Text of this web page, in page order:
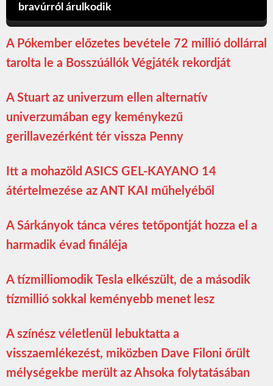
bravúrról árulkodik
A Pókember előzetes bevétele 72 millió dollárral
tarolta le a Bosszúállók Végjáték rekordját
A Stuart az univerzum ellen alternatív
univerzumában egy keménykezű
gerillavezérként tér vissza Penny
Itt a mohazöld ASICS GEL-KAYANO 14
átértelmezése az ANT KAI műhelyéből
A Sárkányok tánca véres tetőpontját hozza el a
harmadik évad fináléja
A tízmilliomodik Tesla elkészült, de a második
tízmillió sokkal keményebb menet lesz
A színész véletlenül lebuktatta a
visszaemlékezést, miközben Dave Filoni őrült
mélységekbe merült az Ahsoka folytatásában